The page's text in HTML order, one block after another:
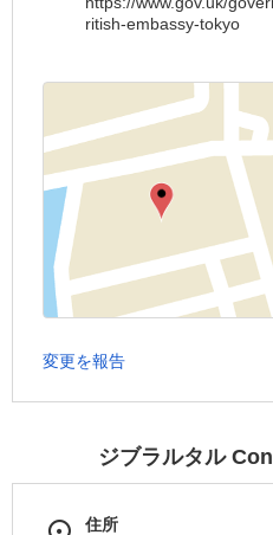
ritish-embassy-tokyo
変更を報告
ジブラルタル
住所